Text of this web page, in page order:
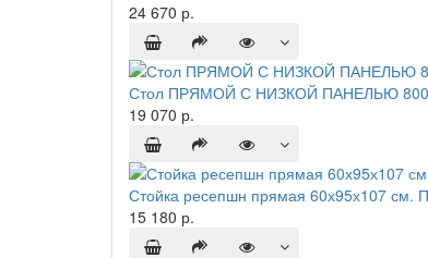
24 670 р.
Стол ПРЯМОЙ С НИЗКОЙ ПАНЕЛЬЮ
19 070 р.
Стойка ресепшн прямая 60х95х107 см.
15 180 р.